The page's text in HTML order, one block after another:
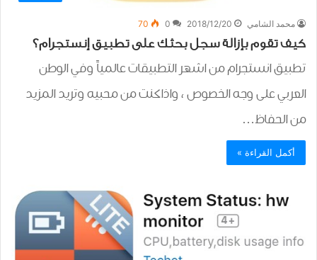
محمد الشامي 2018/12/20
0
70
كيف تقوم بإزالة سجل بحثك على تطبيق إنستجرام؟
تطبيق انستجرام من اشهر التطبيقات عالمياً وفي الوطن
العربي على وجه الخصوص ، واذاكنت من محبيه وتريد المزيد
من الحفاظ…
أكمل القراءة »